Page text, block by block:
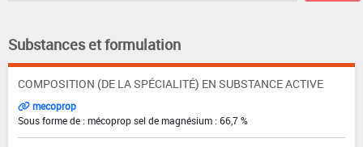
Substances et formulation
COMPOSITION (DE LA SPÉCIALITÉ) EN SUBSTANCE ACTIVE
mecoprop
Sous forme de : mécoprop sel de magnésium : 66,7 %